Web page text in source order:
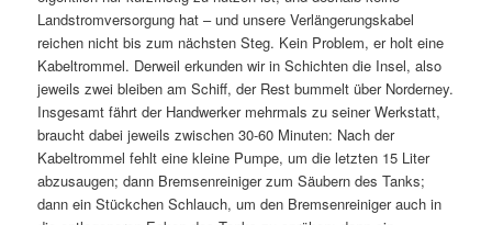
Landstromversorgung hat – und unsere Verlängerungskabel
reichen nicht bis zum nächsten Steg. Kein Problem, er holt eine
Kabeltrommel. Derweil erkunden wir in Schichten die Insel, also
jeweils zwei bleiben am Schiff, der Rest bummelt über Norderney.
Insgesamt fährt der Handwerker mehrmals zu seiner Werkstatt,
braucht dabei jeweils zwischen 30-60 Minuten: Nach der
Kabeltrommel fehlt eine kleine Pumpe, um die letzten 15 Liter
abzusaugen; dann Bremsenreiniger zum Säubern des Tanks;
dann ein Stückchen Schlauch, um den Bremsenreiniger auch in